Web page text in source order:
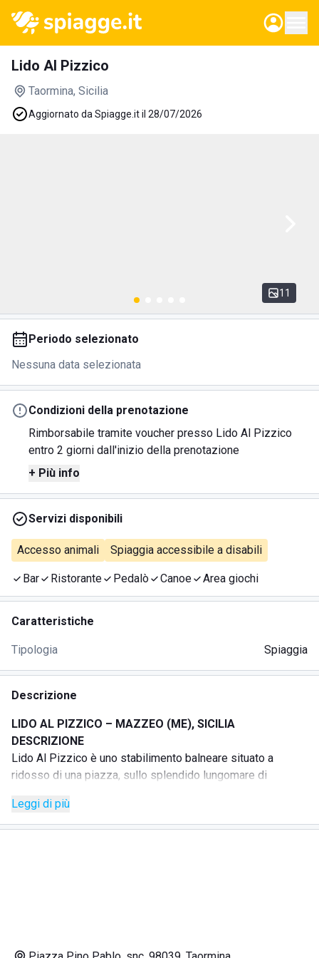
Lido Al Pizzico
Taormina, Sicilia
Aggiornato da Spiagge.it il 28/07/2026
11
Periodo selezionato
Nessuna data selezionata
Condizioni della prenotazione
Rimborsabile tramite voucher presso Lido Al Pizzico
entro 2 giorni dall'inizio della prenotazione
+ Più info
Servizi disponibili
Accesso animali Spiaggia accessibile a disabili
Bar Ristorante Pedalò Canoe Area giochi
Caratteristiche
Tipologia Spiaggia
Descrizione
LIDO AL PIZZICO – MAZZEO (ME), SICILIA
DESCRIZIONE
Lido Al Pizzico è uno stabilimento balneare situato a
ridosso di una piazza, sullo splendido lungomare di
riservatezza.
La struttura offre ombrelloni, sdraio, area bar, servizio
Leggi di più